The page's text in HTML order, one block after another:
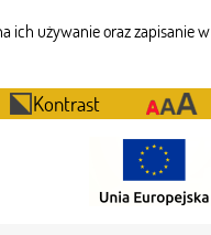
ich używanie oraz zapisanie w
Kontrast